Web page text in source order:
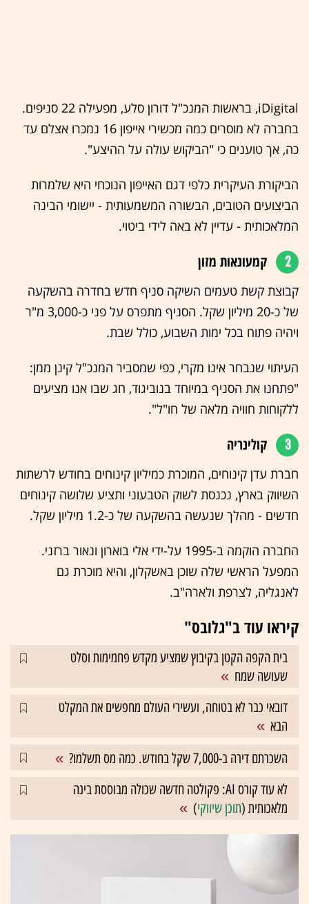
iDigital, בראשות המנכ"ל דורון סלע, מפעילה 22 סניפים.
בחברה לא מוסרים כמה מכשירי אייפון 16 נמכרו אצלם עד
כה, אך טוענים כי "הביקוש עולה על ההיצע".
הביקורת העיקרית כלפי דגם האייפון הנוכחי היא שלמרות
הביצועים הטובים, הבשורה המשמעותית - יישומי הבינה
המלאכותית - עדיין לא באה לידי ביטוי.
2 קמעונאות מזון
קבוצת קשת טעמים השיקה סניף חדש בחדרה בהשקעה
של כ-20 מיליון שקל. הסניף מתפרס על פני כ-3,000 מ"ר
ויהיה פתוח בכל ימות השבוע, כולל שבת.
העיתוי שנבחר אינו מקרי, כפי שמסביר המנכ"ל קינן ממן:
"פתחנו את הסניף במיוחד בנוביגוד, חג שבו אנו מציעים
ללקוחות חוויה מלאה של חו"ל".
3 קולינריה
חברת עדן קינוחים, המוכרת כמיליון קינוחים בחודש לרשתות
השיווק בארץ, נכנסת לשוק הטבעוני ותציע שלושה קינוחים
חדשים - מהלך שנעשה בהשקעה של כ-1.2 מיליון שקל.
החברה הוקמה ב-1995 על-ידי אלי בוארון ונאור ברזני.
המפעל הראשי שלה שוכן באשקלון, והיא מוכרת גם
לאנגליה, לצרפת ולארה"ב.
קיראו עוד ב"גלובס"
בית הקפה הקטן בקיבוץ שמציע מקדש פחמימות וסלט
שעושה שמח
דובאי כבר לא בטוחה, ועשירי העולם מחפשים את המקלט
הבא
השכרתם דירה ב-7,000 שקל בחודש. כמה מס תשלמו?
לא עוד קורס AI: פקולטה חדשה שכולה מבוססת בינה
מלאכותית (תוכן שיווקי)